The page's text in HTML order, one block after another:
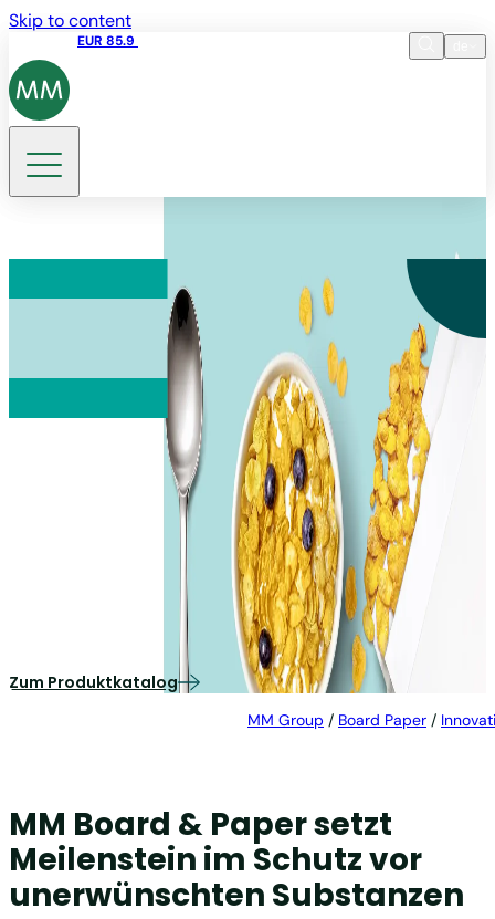
Skip to content
EUR 85.9
DE
FOODBOARD®
Recyclingkarton mit Barriere für sichere
Lebensmittelverpackungen
Zum Produktkatalog
MM Group / Board Paper /
MM Board & Paper setzt
Meilenstein im Schutz vor
unerwünschten Substanzen